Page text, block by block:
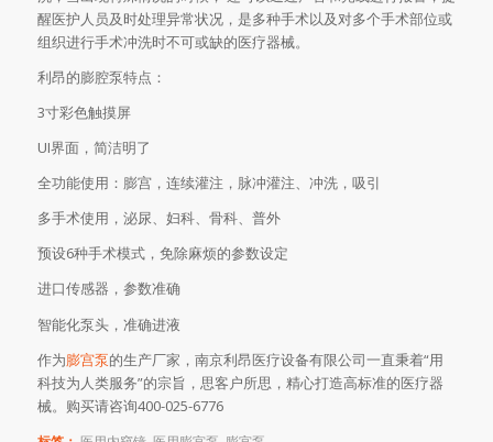
醒医护人员及时处理异常状况，是多种手术以及对多个手术部位或
组织进行手术冲洗时不可或缺的医疗器械。
利昂的膨腔泵特点：
3寸彩色触摸屏
UI界面，简洁明了
全功能使用：膨宫，连续灌注，脉冲灌注、冲洗，吸引
多手术使用，泌尿、妇科、骨科、普外
预设6种手术模式，免除麻烦的参数设定
进口传感器，参数准确
智能化泵头，准确进液
作为膨宫泵的生产厂家，南京利昂医疗设备有限公司一直秉着“用
科技为人类服务”的宗旨，思客户所思，精心打造高标准的医疗器
械。购买请咨询400-025-6776